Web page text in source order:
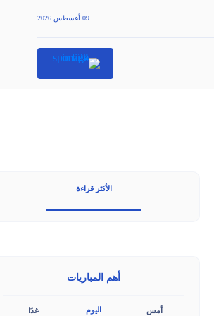
09 أغسطس 2026
الأكثر قراءة
أهم المباريات
أمس اليوم غدًا